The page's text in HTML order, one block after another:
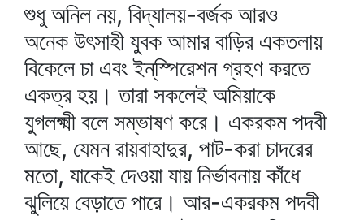
শুধু অনিল নয়, বিদ্যালয়-বর্জক আরও
অনেক উৎসাহী যুবক আমার বাড়ির একতলায়
বিকেলে চা এবং ইন্‌স্পিরেশন গ্রহণ করতে
একত্র হয়। তারা সকলেই অমিয়াকে
যুগলক্ষ্মী বলে সম্ভাষণ করে। একরকম পদবী
আছে, যেমন রায়বাহাদুর, পাট-করা চাদরের
মতো, যাকেই দেওয়া যায় নির্ভাবনায় কাঁধে
ঝুলিয়ে বেড়াতে পারে। আর-একরকম পদবী